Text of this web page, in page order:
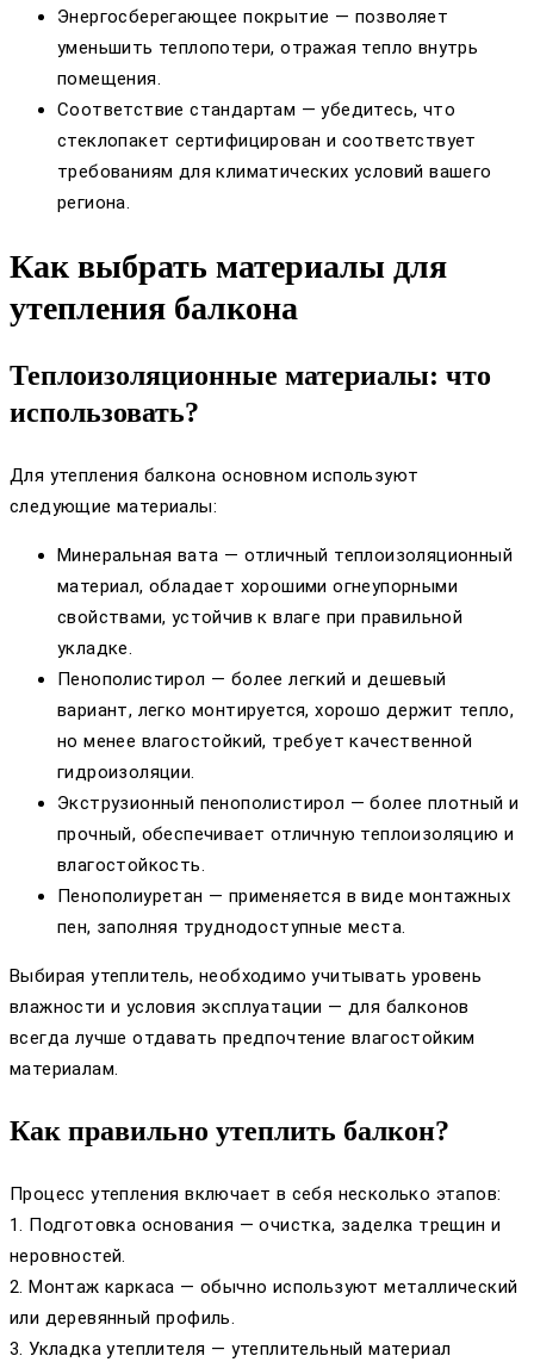
Энергосберегающее покрытие — позволяет
уменьшить теплопотери, отражая тепло внутрь
помещения.
Соответствие стандартам — убедитесь, что
стеклопакет сертифицирован и соответствует
требованиям для климатических условий вашего
региона.
Как выбрать материалы для
утепления балкона
Теплоизоляционные материалы: что
использовать?
Для утепления балкона основном используют
следующие материалы:
Минеральная вата — отличный теплоизоляционный
материал, обладает хорошими огнеупорными
свойствами, устойчив к влаге при правильной
укладке.
Пенополистирол — более легкий и дешевый
вариант, легко монтируется, хорошо держит тепло,
но менее влагостойкий, требует качественной
гидроизоляции.
Экструзионный пенополистирол — более плотный и
прочный, обеспечивает отличную теплоизоляцию и
влагостойкость.
Пенополиуретан — применяется в виде монтажных
пен, заполняя труднодоступные места.
Выбирая утеплитель, необходимо учитывать уровень
влажности и условия эксплуатации — для балконов
всегда лучше отдавать предпочтение влагостойким
материалам.
Как правильно утеплить балкон?
Процесс утепления включает в себя несколько этапов:
1. Подготовка основания — очистка, заделка трещин и
неровностей.
2. Монтаж каркаса — обычно используют металлический
или деревянный профиль.
3. Укладка утеплителя — утеплительный материал